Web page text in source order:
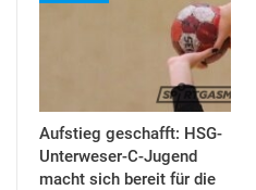
Aufstieg geschafft: HSG-
Unterweser-C-Jugend
macht sich bereit für die